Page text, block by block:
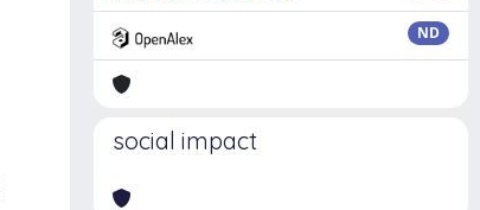
ND
social impact